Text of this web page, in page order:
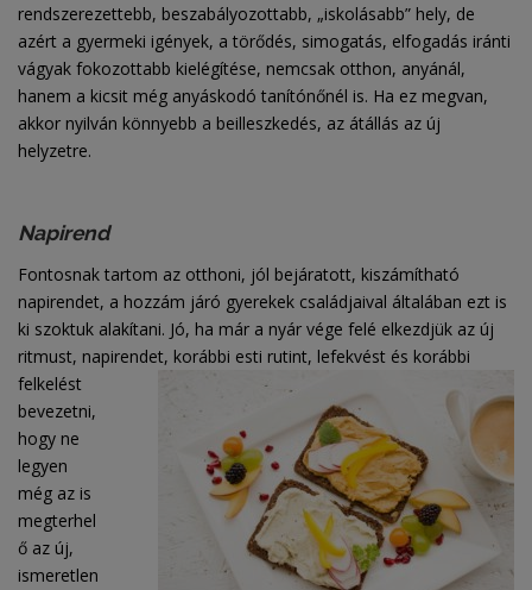
rendszerezettebb, beszabályozottabb, „iskolásabb” hely, de
azért a gyermeki igények, a törődés, simogatás, elfogadás iránti
vágyak fokozottabb kielégítése, nemcsak otthon, anyánál,
hanem a kicsit még anyáskodó tanítónőnél is. Ha ez megvan,
akkor nyilván könnyebb a beilleszkedés, az átállás az új
helyzetre.
Napirend
Fontosnak tartom az otthoni, jól bejáratott, kiszámítható
napirendet, a hozzám járó gyerekek családjaival általában ezt is
ki szoktuk alakítani. Jó, ha már a nyár vége felé elkezdjük az új
ritmust, napirendet, korábbi esti rutint, lefekvést és korábbi
felkelést
bevezetni,
hogy ne
legyen
még az is
megterhel
ő az új,
ismeretlen